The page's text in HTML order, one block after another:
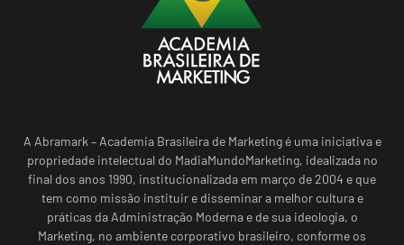
A Abramark – Academia Brasileira de Marketing é uma iniciativa e
propriedade intelectual do MadiaMundoMarketing, idealizada no
final dos anos 1990, institucionalizada em março de 2004 e que
tem como missão instituir e disseminar a melhor cultura e
práticas da Administração Moderna e de sua ideologia, o
Marketing, no ambiente corporativo brasileiro, conforme os